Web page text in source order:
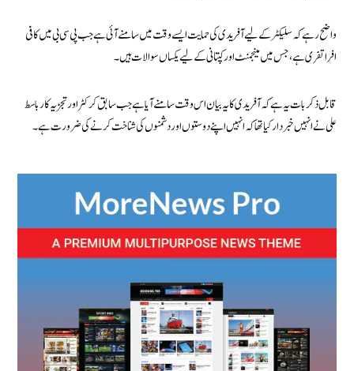
واضح رہے کہ سلیکٹر کے لیے آفریدی کی حمایت ایسے وقت میں سامنے آئی ہے جب پی سی بی میں کافی
افراتفری ہے، جس میں مینجمنٹ اور کپتانی کے لیے یکساں سوالات ہیں۔
قابل ذکر بات یہ ہے کہ آفریدی کا یہ بیان اس وقت سامنے آیا ہے جب سابق کرکٹر اور تجزیہ کار باسط
علی نے انہیں خبردار کیا تھا کہ انہیں اپنے دوستوں اور دشمنوں کی شناخت کرنے کی ضرورت ہے۔